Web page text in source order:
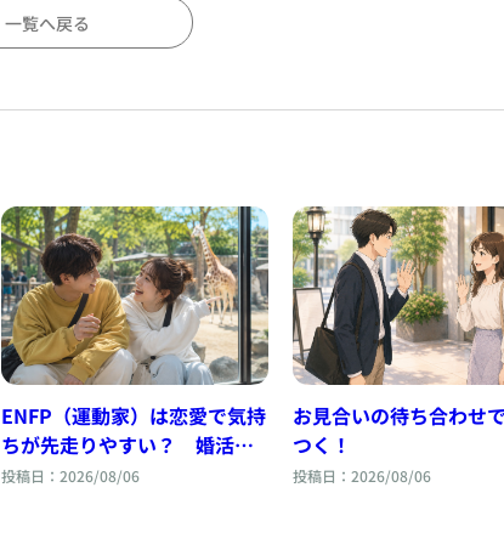
一覧へ戻る
ENFP（運動家）は恋愛で気持
ちが先走りやすい？ 婚活で
見える恋愛傾向と相性
投稿日：2026/08/06
お見合いの待ち合わせ
つく！
投稿日：2026/08/06